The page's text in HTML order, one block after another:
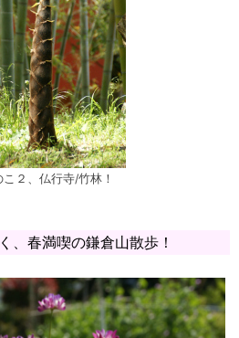
２、仏行寺/竹林！
春満喫の鎌倉山散歩！